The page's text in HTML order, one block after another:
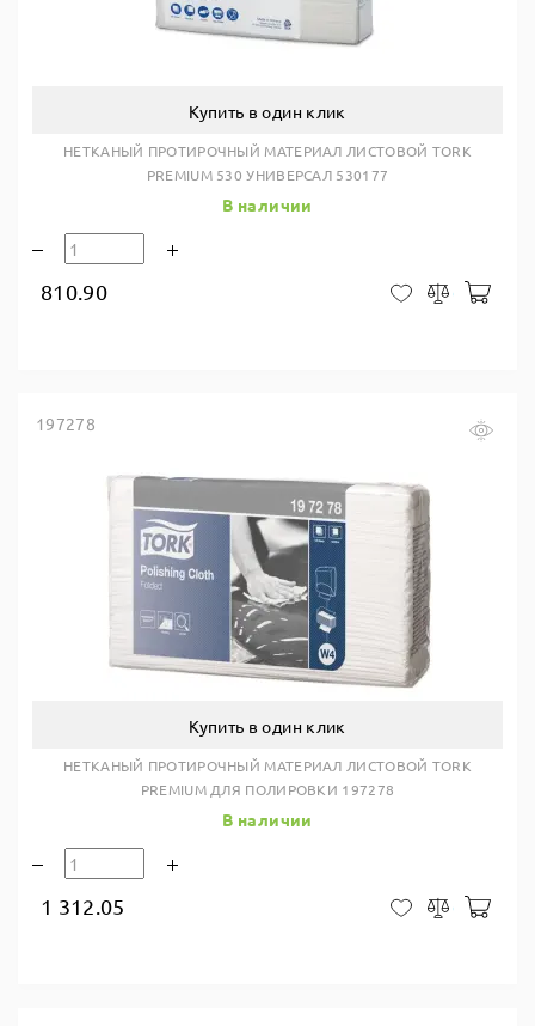
Купить в один клик
НЕТКАНЫЙ ПРОТИРОЧНЫЙ МАТЕРИАЛ ЛИСТОВОЙ TORK
PREMIUM 530 УНИВЕРСАЛ 530177
В наличии
810.90 В закладки
Сравнить
197278
Купить в один клик
НЕТКАНЫЙ ПРОТИРОЧНЫЙ МАТЕРИАЛ ЛИСТОВОЙ TORK
PREMIUM ДЛЯ ПОЛИРОВКИ 197278
В наличии
1 312.05 В закладки
Сравнить